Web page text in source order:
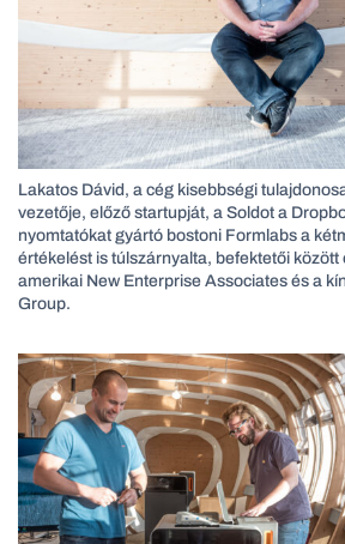
Lakatos Dávid, a cég kisebbségi
vezetője, előző startupját, a Soldot a
nyomtatókat gyártó bostoni Formlabs a
értékelést is túlszárnyalta, befektetői között
amerikai New Enterprise Associates és a
Group.